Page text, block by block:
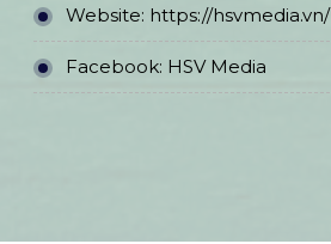
Website: https://hsvmedia.vn/
Facebook: HSV Media